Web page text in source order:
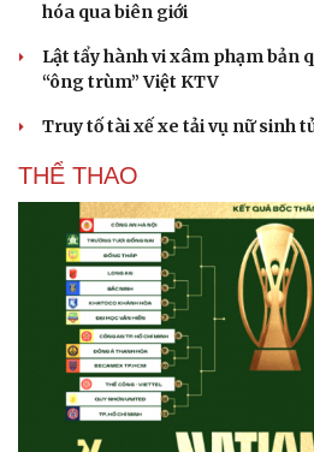
hóa qua biên giới
Lật tẩy hành vi xâm phạm bản
“ông trùm” Việt KTV
Truy tố tài xế xe tải vụ nữ sinh
THỂ THAO